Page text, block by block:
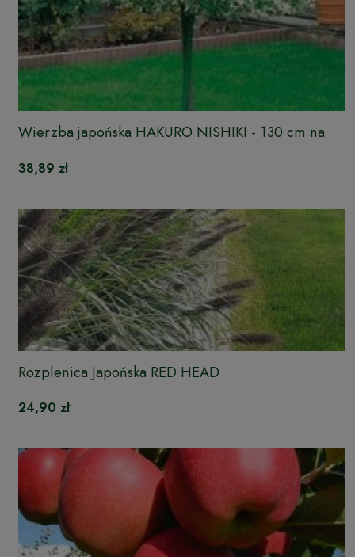
Wierzba japońska HAKURO NISHIKI - 130 cm na
38,89 zł
Rozplenica Japońska RED HEAD
24,90 zł